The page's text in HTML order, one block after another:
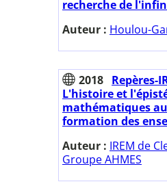
recherche de
Auteur : Houlou-
2018 Repères-
L'histoire et
mathématiques
formation des
Auteur : IREM de
Groupe AHMES